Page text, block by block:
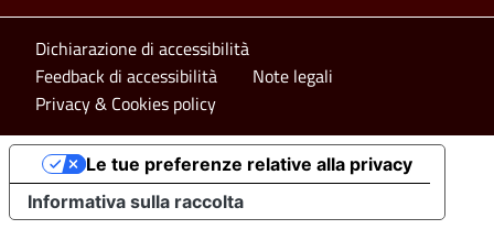
Footer bottom
Dichiarazione di accessibilità
Feedback di accessibilità
Note legali
Privacy & Cookies policy
Informativa sulla raccolta
Le tue preferenze relative alla privacy